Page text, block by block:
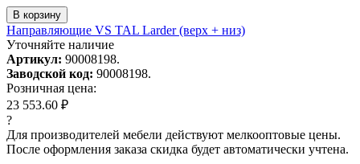
В корзину
Направляющие VS TAL Larder (верх + низ)
Уточняйте наличие
Артикул: 90008198.
Заводской код: 90008198.
Розничная цена:
23 553.60 ₽
?
Для производителей мебели действуют мелкооптовые цены.
После оформления заказа скидка будет автоматически учтена.